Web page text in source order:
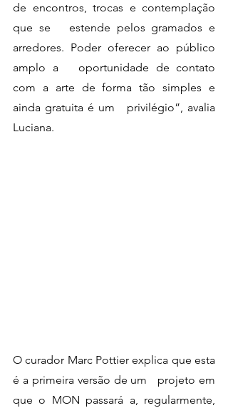
de encontros, trocas e contemplação
que se   estende pelos gramados e
arredores. Poder oferecer ao público
amplo a   oportunidade de contato
com a arte de forma tão simples e
ainda gratuita é um   privilégio”, avalia
Luciana.
O curador Marc Pottier explica que esta
é a primeira versão de um   projeto em
que o MON passará a, regularmente,